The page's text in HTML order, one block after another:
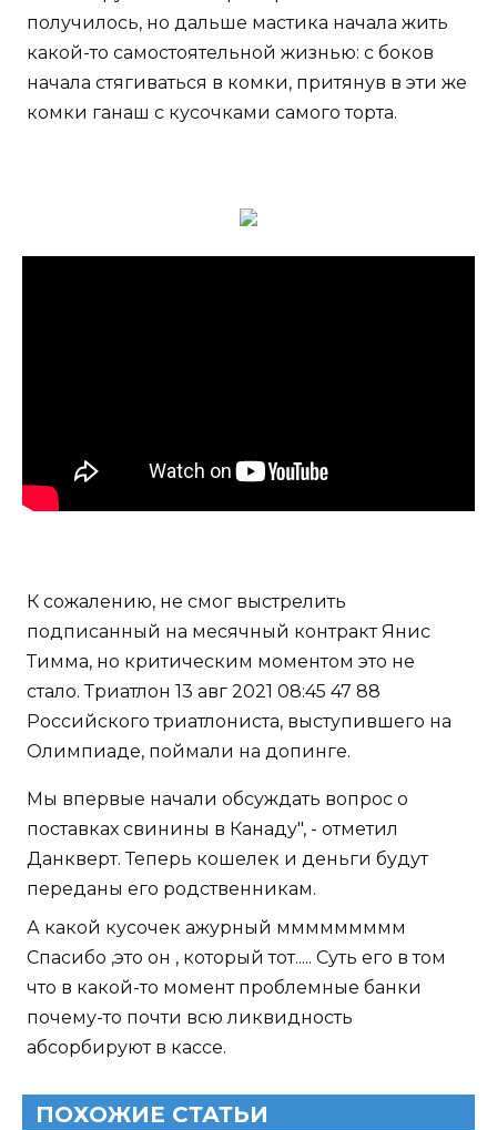
получилось, но дальше мастика начала жить
какой-то самостоятельной жизнью: с боков
начала стягиваться в комки, притянув в эти же
комки ганаш с кусочками самого торта.
К сожалению, не смог выстрелить
подписанный на месячный контракт Янис
Тимма, но критическим моментом это не
стало. Триатлон 13 авг 2021 08:45 47 88
Российского триатлониста, выступившего на
Олимпиаде, поймали на допинге.
Мы впервые начали обсуждать вопрос о
поставках свинины в Канаду", - отметил
Данкверт. Теперь кошелек и деньги будут
переданы его родственникам.
А какой кусочек ажурный ммммммммм
Спасибо ,это он , который тот..... Суть его в том
что в какой-то момент проблемные банки
почему-то почти всю ликвидность
абсорбируют в кассе.
ПОХОЖИЕ СТАТЬИ